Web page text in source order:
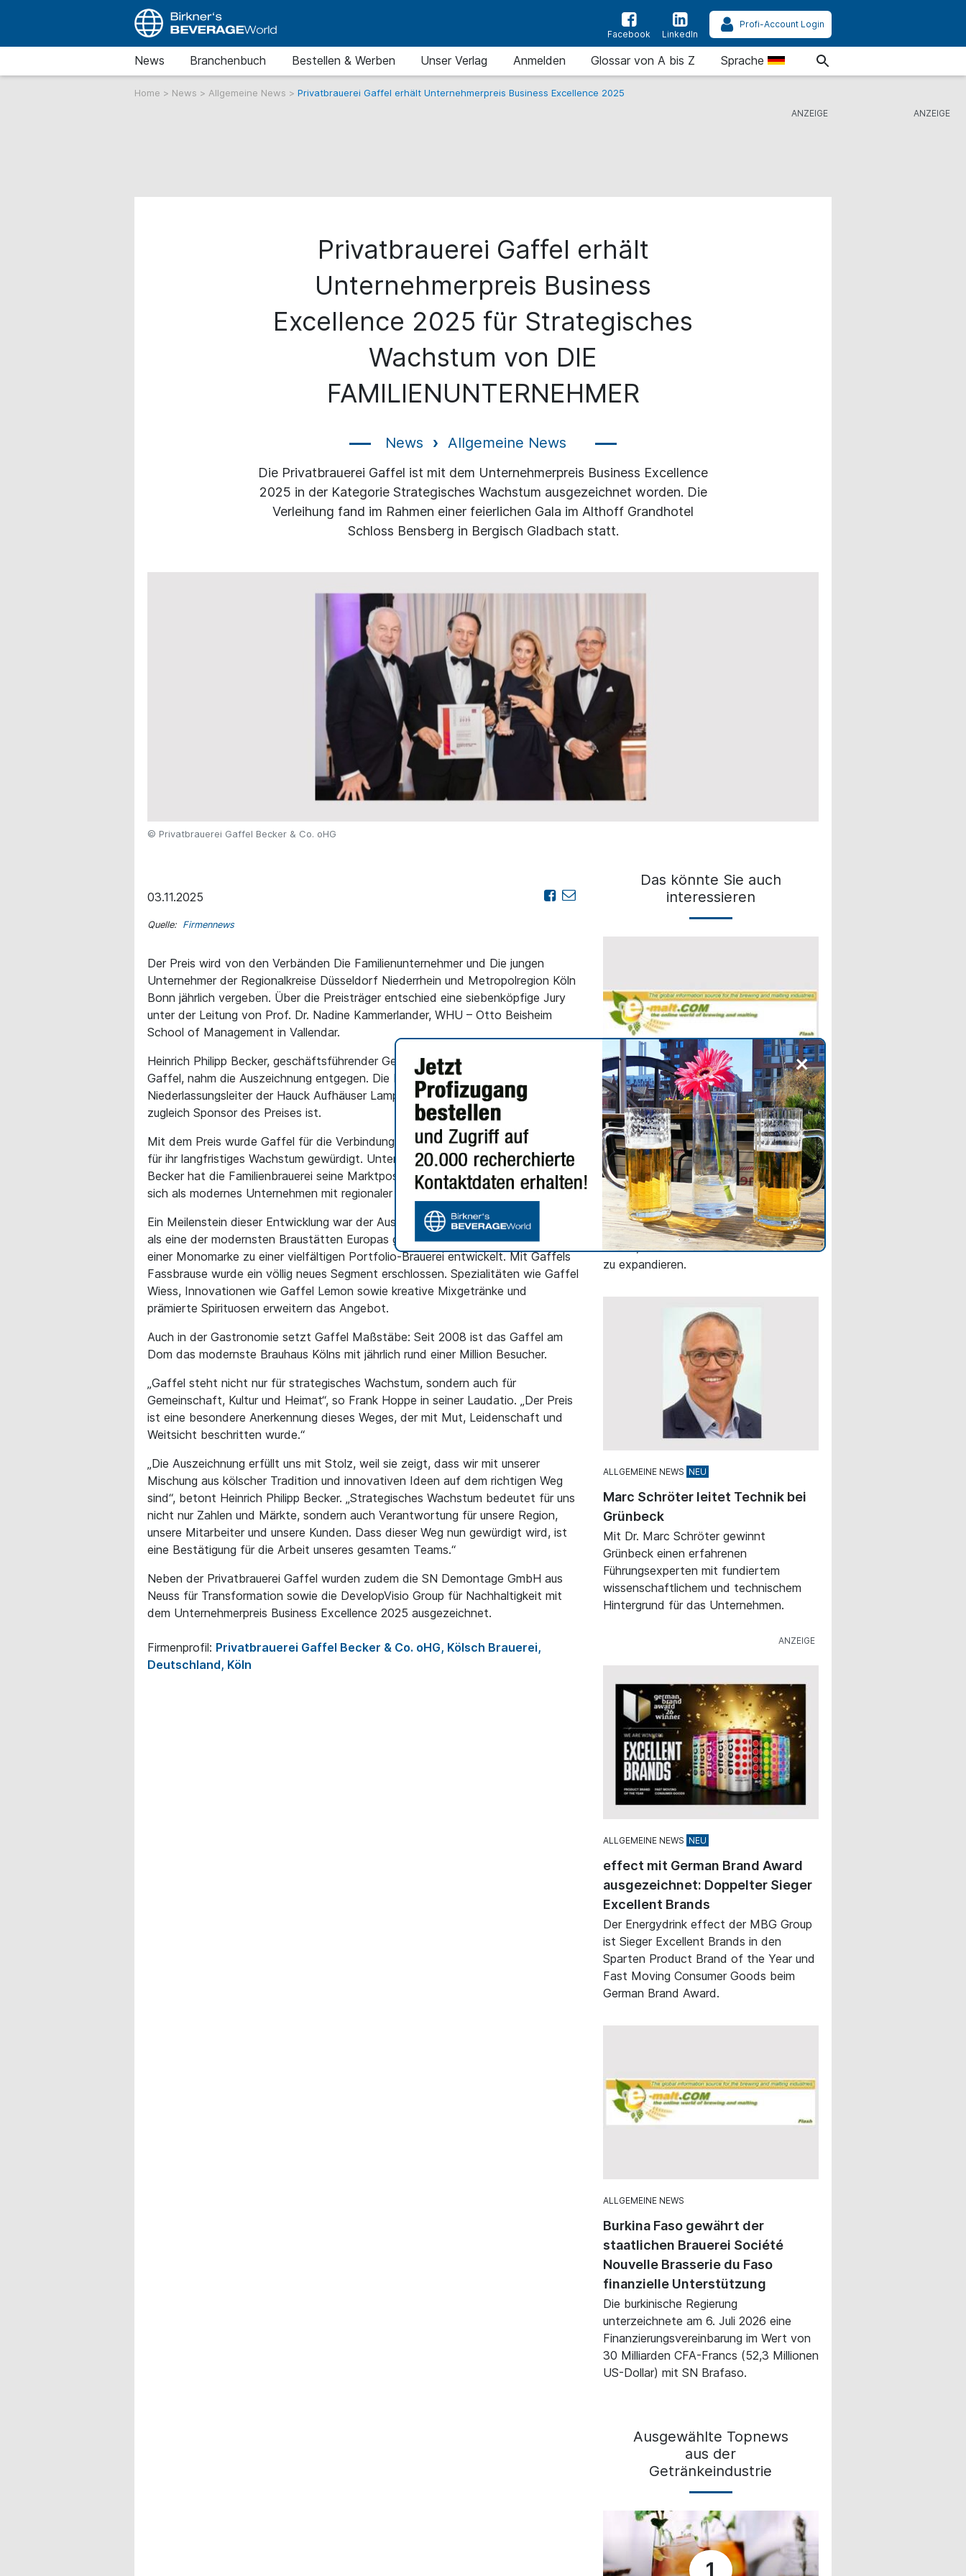
Facebook LinkedIn
Profi-Account Login
News Branchenbuch Bestellen & Werben Unser Verlag Anmelden Glossar von A bis Z Sprache
Home > News > Allgemeine News > Privatbrauerei Gaffel erhält Unternehmerpreis Business Excellence 2025
+
Privatbrauerei Gaffel erhält
Unternehmerpreis Business
Excellence 2025 für Strategisches
Wachstum von DIE
FAMILIENUNTERNEHMER
News Allgemeine News
Die Privatbrauerei Gaffel ist mit dem Unternehmerpreis Business Excellence
2025 in der Kategorie Strategisches Wachstum ausgezeichnet worden. Die
Verleihung fand im Rahmen einer feierlichen Gala im Althoff Grandhotel
Schloss Bensberg in Bergisch Gladbach statt.
© Privatbrauerei Gaffel Becker & Co. oHG
03.11.2025
Quelle: Firmennews
Der Preis wird von den Verbänden Die Familienunternehmer und Die jungen
Unternehmer der Regionalkreise Düsseldorf Niederrhein und Metropolregion Köln
Bonn jährlich vergeben. Über die Preisträger entschied eine siebenköpfige Jury
unter der Leitung von Prof. Dr. Nadine Kammerlander, WHU – Otto Beisheim
School of Management in Vallendar.
Heinrich Philipp Becker, geschäftsführender Gesellschafter der Privatbrauerei
Gaffel, nahm die Auszeichnung entgegen. Die Laudatio hielt Frank Hoppe,
Niederlassungsleiter der Hauck Aufhäuser Lampe Privatbank AG in Köln, die
zugleich Sponsor des Preises ist.
Mit dem Preis wurde Gaffel für die Verbindung von Tradition und Innovation und
für ihr langfristiges Wachstum gewürdigt. Unter der Leitung von Heinrich Philipp
Becker hat die Familienbrauerei seine Marktposition kontinuierlich ausgebaut und
sich als modernes Unternehmen mit regionaler Verwurzelung etabliert.
Ein Meilenstein dieser Entwicklung war der Ausbau der Brauerei in Köln-Porz, die
als eine der modernsten Braustätten Europas gilt. Zudem hat sich Gaffel von
einer Monomarke zu einer vielfältigen Portfolio-Brauerei entwickelt. Mit Gaffels
Fassbrause wurde ein völlig neues Segment erschlossen. Spezialitäten wie Gaffel
Wiess, Innovationen wie Gaffel Lemon sowie kreative Mixgetränke und
prämierte Spirituosen erweitern das Angebot.
Auch in der Gastronomie setzt Gaffel Maßstäbe: Seit 2008 ist das Gaffel am
Dom das modernste Brauhaus Kölns mit jährlich rund einer Million Besucher.
„Gaffel steht nicht nur für strategisches Wachstum, sondern auch für
Gemeinschaft, Kultur und Heimat“, so Frank Hoppe in seiner Laudatio. „Der Preis
ist eine besondere Anerkennung dieses Weges, der mit Mut, Leidenschaft und
Weitsicht beschritten wurde.“
„Die Auszeichnung erfüllt uns mit Stolz, weil sie zeigt, dass wir mit unserer
Mischung aus kölscher Tradition und innovativen Ideen auf dem richtigen Weg
sind“, betont Heinrich Philipp Becker. „Strategisches Wachstum bedeutet für uns
nicht nur Zahlen und Märkte, sondern auch Verantwortung für unsere Region,
unsere Mitarbeiter und unsere Kunden. Dass dieser Weg nun gewürdigt wird, ist
eine Bestätigung für die Arbeit unseres gesamten Teams.“
Neben der Privatbrauerei Gaffel wurden zudem die SN Demontage GmbH aus
Neuss für Transformation sowie die DevelopVisio Group für Nachhaltigkeit mit
dem Unternehmerpreis Business Excellence 2025 ausgezeichnet.
Firmenprofil: Privatbrauerei Gaffel Becker & Co. oHG, Kölsch Brauerei,
Deutschland, Köln
Das könnte Sie auch
interessieren
ALLGEMEINE NEWS
China: Branchenverband fordert
strengere Regulierung des
Online-Verkaufs von Spirituosen
E-Commerce-Plattformen sollen kleinere
Hersteller stärker unterstützen und
chinesischen Alkoholmarken dabei
helfen, durch E-Commerce ins Ausland
zu expandieren.
ALLGEMEINE NEWS
Marc Schröter leitet Technik bei
Grünbeck
Mit Dr. Marc Schröter gewinnt
Grünbeck einen erfahrenen
Führungsexperten mit fundiertem
wissenschaftlichem und technischem
Hintergrund für das Unternehmen.
ALLGEMEINE NEWS
effect mit German Brand Award
ausgezeichnet: Doppelter Sieger
Excellent Brands
Der Energydrink effect der MBG Group
ist Sieger Excellent Brands in den
Sparten Product Brand of the Year und
Fast Moving Consumer Goods beim
German Brand Award.
ALLGEMEINE NEWS
Burkina Faso gewährt der
staatlichen Brauerei Société
Nouvelle Brasserie du Faso
finanzielle Unterstützung
Die burkinische Regierung
unterzeichnete am 6. Juli 2026 eine
Finanzierungsvereinbarung im Wert von
30 Milliarden CFA-Francs (52,3 Millionen
US-Dollar) mit SN Brafaso.
Ausgewählte Topnews
aus der
Getränkeindustrie
1